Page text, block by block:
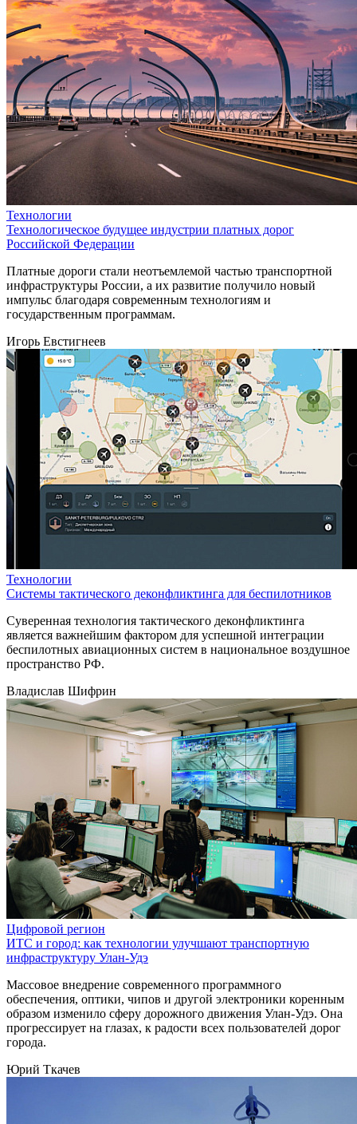
Технологии
Технологическое будущее индустрии платных дорог
Российской Федерации
Платные дороги стали неотъемлемой частью транспортной
инфраструктуры России, а их развитие получило новый
импульс благодаря современным технологиям и
государственным программам.
Игорь Евстигнеев
Технологии
Системы тактического деконфликтинга для беспилотников
Суверенная технология тактического деконфликтинга
является важнейшим фактором для успешной интеграции
беспилотных авиационных систем в национальное воздушное
пространство РФ.
Владислав Шифрин
Цифровой регион
ИТС и город: как технологии улучшают транспортную
инфраструктуру Улан-Удэ
Массовое внедрение современного программного
обеспечения, оптики, чипов и другой электроники коренным
образом изменило сферу дорожного движения Улан-Удэ. Она
прогрессирует на глазах, к радости всех пользователей дорог
города.
Юрий Ткачев